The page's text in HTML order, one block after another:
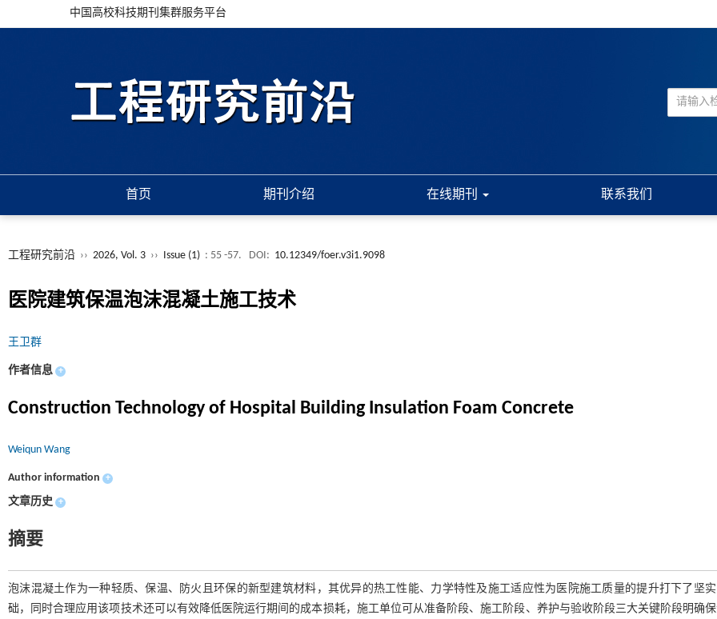
中国高校科技期刊集群服务平台
首页 期刊介绍 在线期刊 联系我们
工程研究前沿 ›› 2026, Vol. 3 ›› Issue (1) : 55 -57. DOI: 10.12349/foer.v3i1.9098
医院建筑保温泡沫混凝土施工技术
王卫群
作者信息 +
Construction Technology of Hospital Building Insulation Foam Concrete
Weiqun Wang
Author information +
文章历史 +
摘要
泡沫混凝土作为一种轻质、保温、防火且环保的新型建筑材料，其优异的热工性能、力学特性及施工适应性为医院施工质量的提升打下了坚
础，同时合理应用该项技术还可以有效降低医院运行期间的成本损耗，施工单位可从准备阶段、施工阶段、养护与验收阶段三大关键阶段明确